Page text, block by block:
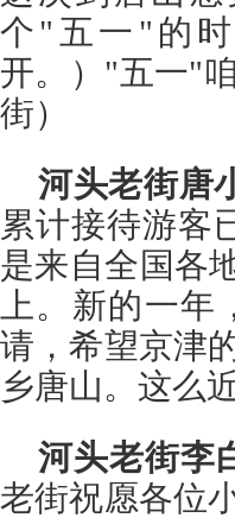
个"五一"的
开。）"五一"
街）
河头老街唐
累计接待游客
是来自全国各
上。新的一
请，希望京津
乡唐山。这么
河头老街李
老街祝愿各位